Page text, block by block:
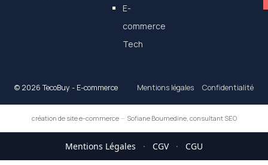
E-
commerce
Tech
© 2026 TecoBuy - E-commerce Mentions légales Confidentialité
création de site e-commerce— Sofiane Boumedine, consultant SEO
Mentions Légales · CGV · CGU